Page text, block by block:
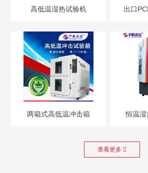
高低温湿热试验机
出口
两箱式高低温冲击箱
恒温
查看更多 